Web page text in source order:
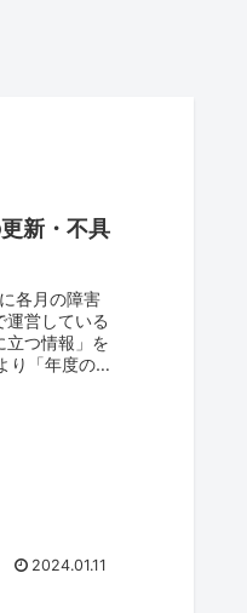
新・不具
各月の障害
営している
立つ情報」を
り「年度の各
2024.01.11